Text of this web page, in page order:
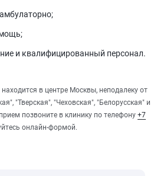
и квалифицированный персонал.
в центре Москвы, неподалеку от
"Тверская", "Чеховская", "Белорусская" и
позвоните в клинику по телефону +7
онлайн-формой.